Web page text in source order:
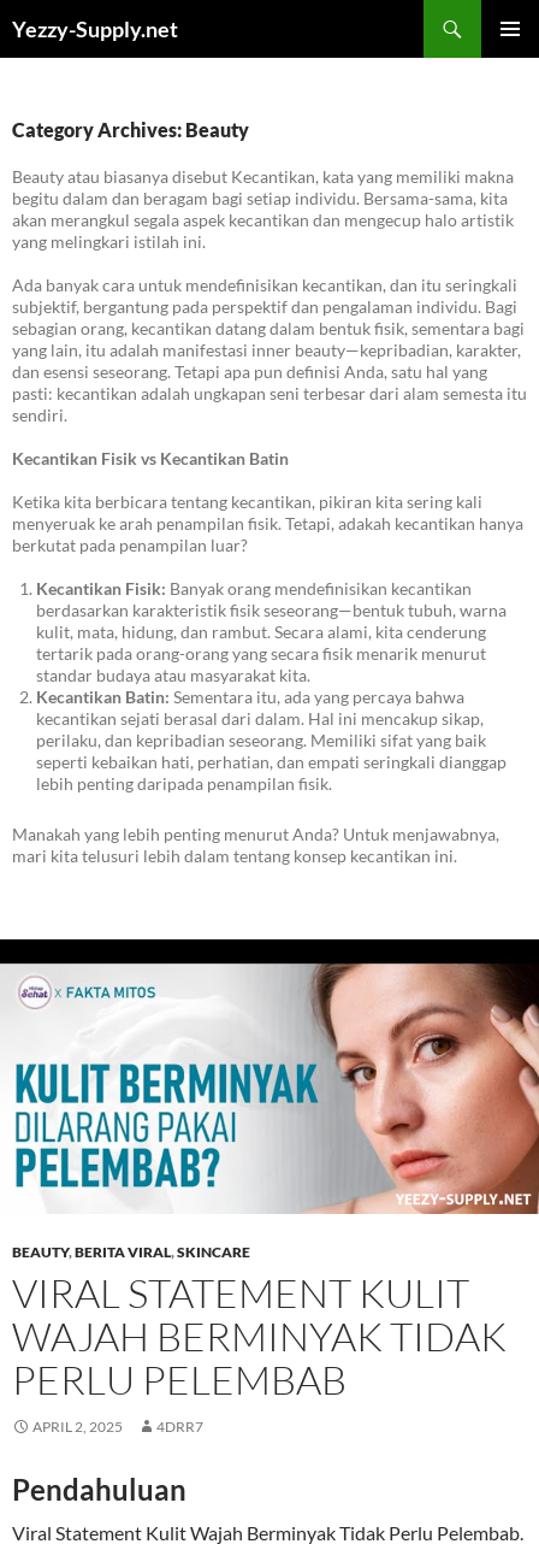
Yezzy-Supply.net
Category Archives: Beauty
Beauty atau biasanya disebut Kecantikan, kata yang memiliki makna
begitu dalam dan beragam bagi setiap individu. Bersama-sama, kita
akan merangkul segala aspek kecantikan dan mengecup halo artistik
yang melingkari istilah ini.
Ada banyak cara untuk mendefinisikan kecantikan, dan itu seringkali
subjektif, bergantung pada perspektif dan pengalaman individu. Bagi
sebagian orang, kecantikan datang dalam bentuk fisik, sementara bagi
yang lain, itu adalah manifestasi inner beauty—kepribadian, karakter,
dan esensi seseorang. Tetapi apa pun definisi Anda, satu hal yang
pasti: kecantikan adalah ungkapan seni terbesar dari alam semesta itu
sendiri.
Kecantikan Fisik vs Kecantikan Batin
Ketika kita berbicara tentang kecantikan, pikiran kita sering kali
menyeruak ke arah penampilan fisik. Tetapi, adakah kecantikan hanya
berkutat pada penampilan luar?
Kecantikan Fisik: Banyak orang mendefinisikan kecantikan
berdasarkan karakteristik fisik seseorang—bentuk tubuh, warna
kulit, mata, hidung, dan rambut. Secara alami, kita cenderung
tertarik pada orang-orang yang secara fisik menarik menurut
standar budaya atau masyarakat kita.
Kecantikan Batin: Sementara itu, ada yang percaya bahwa
kecantikan sejati berasal dari dalam. Hal ini mencakup sikap,
perilaku, dan kepribadian seseorang. Memiliki sifat yang baik
seperti kebaikan hati, perhatian, dan empati seringkali dianggap
lebih penting daripada penampilan fisik.
Manakah yang lebih penting menurut Anda? Untuk menjawabnya,
mari kita telusuri lebih dalam tentang konsep kecantikan ini.
BEAUTY,BERITA VIRAL,SKINCARE
VIRAL STATEMENT KULIT
WAJAH BERMINYAK TIDAK
PERLU PELEMBAB
APRIL 2, 2025 4DRR7
Pendahuluan
Viral Statement Kulit Wajah Berminyak Tidak Perlu Pelembab.